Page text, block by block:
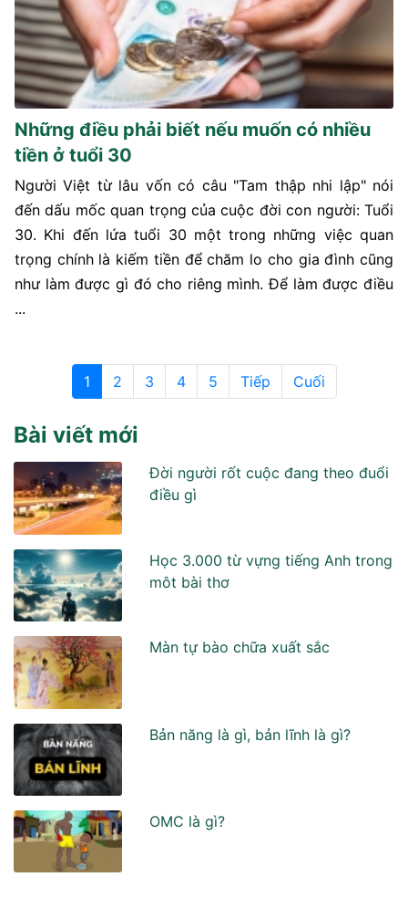
Những điều phải biết nếu muốn có nhiều
tiền ở tuổi 30
Người Việt từ lâu vốn có câu "Tam thập nhi lập" nói
đến dấu mốc quan trọng của cuộc đời con người: Tuổi
30. Khi đến lứa tuổi 30 một trong những việc quan
trọng chính là kiếm tiền để chăm lo cho gia đình cũng
như làm được gì đó cho riêng mình. Để làm được điều
...
1 2 3 4 5 Tiếp Cuối
Bài viết mới
Đời người rốt cuộc đang theo đuổi
điều gì
Học 3.000 từ vựng tiếng Anh trong
môt bài thơ
Màn tự bào chữa xuất sắc
Bản năng là gì, bản lĩnh là gì?
OMC là gì?